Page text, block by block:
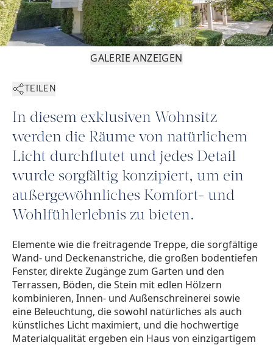
GALERIE ANZEIGEN
TEILEN
In diesem exklusiven Wohnsitz
werden die Räume von natürlichem
Licht durchflutet und jedes Detail
wurde sorgfältig konzipiert, um ein
außergewöhnliches Komfort- und
Wohlfühlerlebnis zu bieten.
Elemente wie die freitragende Treppe, die sorgfältige
Wand- und Deckenanstriche, die großen bodentiefen
Fenster, direkte Zugänge zum Garten und den
Terrassen, Böden, die Stein mit edlen Hölzern
kombinieren, Innen- und Außenschreinerei sowie
eine Beleuchtung, die sowohl natürliches als auch
künstliches Licht maximiert, und die hochwertige
Materialqualität ergeben ein Haus von einzigartigem